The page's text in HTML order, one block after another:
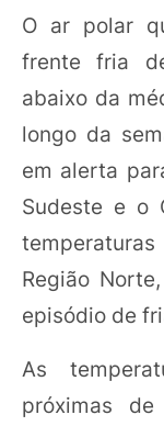
O ar polar
frente fria
abaixo da
longo da
em alerta
Sudeste e o
Região
episódio de
As
próximas